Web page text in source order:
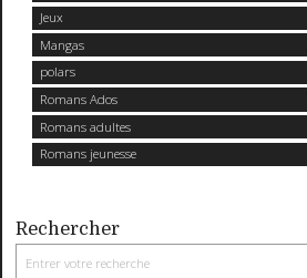
Jeux
Mangas
polars
Romans Ados
Romans adultes
Romans jeunesse
Rechercher